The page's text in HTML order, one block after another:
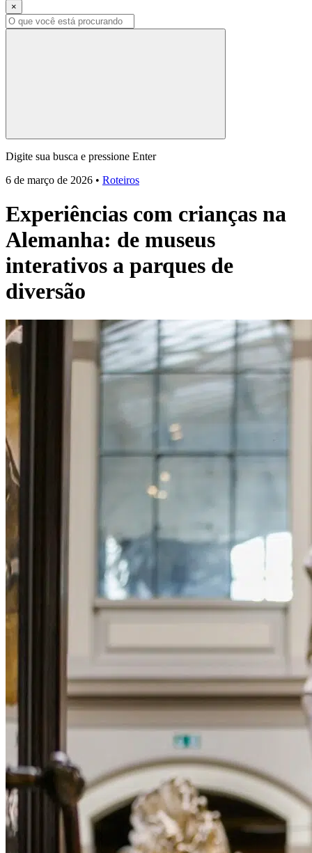
×
Digite sua busca e pressione Enter
6 de março de 2026 • Roteiros
Experiências com crianças na
Alemanha: de museus
interativos a parques de
diversão